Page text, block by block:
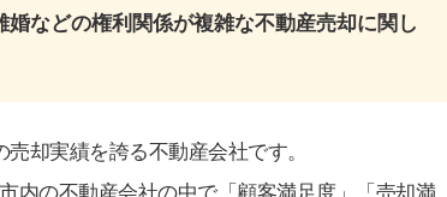
などの権利関係が複雑な不動産売却に関し
却実績を誇る不動産会社です。
内の不動産会社の中で「顧客満足度」「売却満